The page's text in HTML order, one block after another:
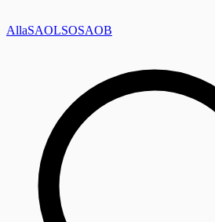
AllaSAOLSOSAOB